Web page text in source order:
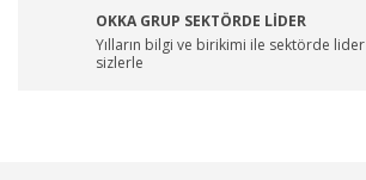
OKKA GRUP SEKTÖRDE LİDER
Yılların bilgi ve birikimi ile sektörde
sizlerle